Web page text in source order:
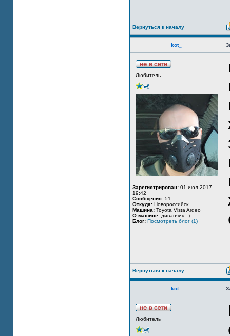
Вернуться к началу
kot_
Любитель
Зарегистрирован: 01 июл 2017,
19:42
Сообщения: 51
Откуда: Новороссийск
Машина: Toyota Vista Ardeo
О машине: диванчик =)
Блог: Посмотреть блог (1)
Вернуться к началу
kot_
Любитель